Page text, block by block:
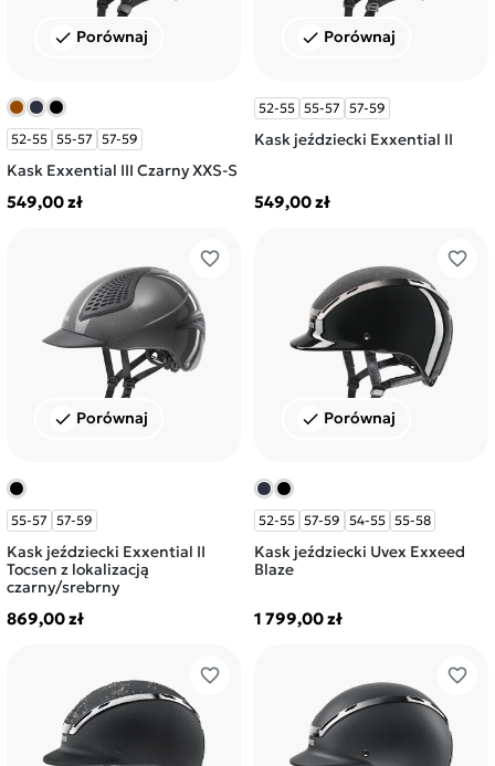
check Porównaj
52-55 55-57 57-59
Kask Exxential III Czarny XXS-S
549,00 zł
check Porównaj
52-55 55-57 57-59
Kask jeździecki Exxential II
549,00 zł
favorite_border
check Porównaj
55-57 57-59
Kask jeździecki Exxential II
Tocsen z lokalizacją
czarny/srebrny
869,00 zł
favorite_border
check Porównaj
52-55 57-59 54-55 55-58
Kask jeździecki Uvex Exxeed
Blaze
1 799,00 zł
favorite_border favorite_border